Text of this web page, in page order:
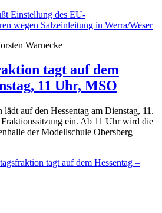
Einstellung des EU-
wegen Salzeinleitung in Werra/Weser
Warnecke
tagt auf dem
11 Uhr, MSO
auf den Hessentag am Dienstag, 11.
ein. Ab 11 Uhr wird die
der Modellschule Obersberg
tagt auf dem Hessentag –